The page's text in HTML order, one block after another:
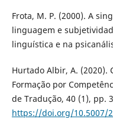
Frota, M. P. (2000). A
linguagem e
linguística e na
Hurtado Albir, A. (2020).
Formação por
de Tradução, 40 (1), pp.
https://doi.org/10.5007/